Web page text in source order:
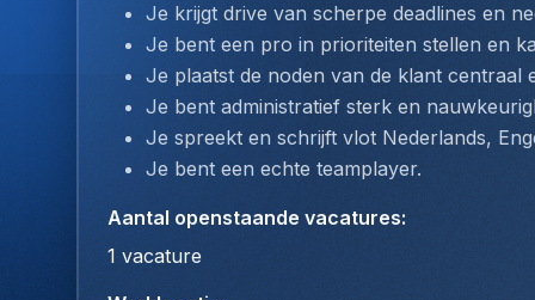
Je krijgt drive van scherpe deadlines en
Je bent een pro in prioriteiten stellen en
Je plaatst de noden van de klant centraal
Je bent administratief sterk en
Je spreekt en schrijft vlot Nederlands,
Je bent een echte teamplayer.
Aantal openstaande vacatures:
1 vacature